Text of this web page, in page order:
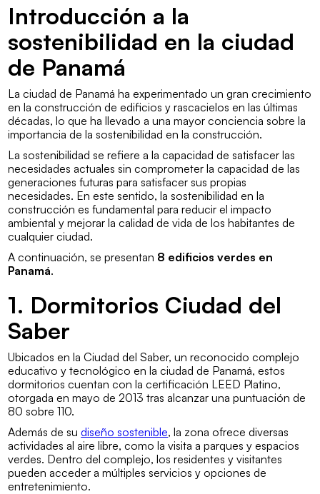
Introducción a la
sostenibilidad en la ciudad
de Panamá
La ciudad de Panamá ha experimentado un gran crecimiento
en la construcción de edificios y rascacielos en las últimas
décadas, lo que ha llevado a una mayor conciencia sobre la
importancia de la sostenibilidad en la construcción.
La sostenibilidad se refiere a la capacidad de satisfacer las
necesidades actuales sin comprometer la capacidad de las
generaciones futuras para satisfacer sus propias
necesidades. En este sentido, la sostenibilidad en la
construcción es fundamental para reducir el impacto
ambiental y mejorar la calidad de vida de los habitantes de
cualquier ciudad.
A continuación, se presentan 8 edificios verdes en
Panamá.
1. Dormitorios Ciudad del
Saber
Ubicados en la Ciudad del Saber, un reconocido complejo
educativo y tecnológico en la ciudad de Panamá, estos
dormitorios cuentan con la certificación LEED Platino,
otorgada en mayo de 2013 tras alcanzar una puntuación de
80 sobre 110.
Además de sudiseño sostenible, la zona ofrece diversas
actividades al aire libre, como la visita a parques y espacios
verdes. Dentro del complejo, los residentes y visitantes
pueden acceder a múltiples servicios y opciones de
entretenimiento.